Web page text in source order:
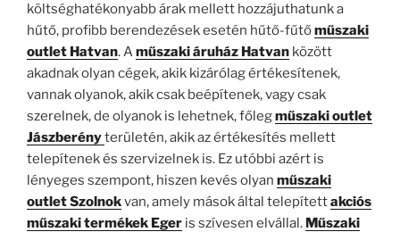
költséghatékonyabb árak mellett hozzájuthatunk a
hűtő, profibb berendezések esetén hűtő-fűtőműszaki
outlet Hatvan. Aműszaki áruház Hatvan között
akadnak olyan cégek, akik kizárólag értékesítenek,
vannak olyanok, akik csak beépítenek, vagy csak
szerelnek, de olyanok is lehetnek, főlegműszaki outlet
Jászberényterületén, akik az értékesítés mellett
telepítenek és szervizelnek is. Ez utóbbi azért is
lényeges szempont, hiszen kevés olyan műszaki
outlet Szolnokvan, amely mások által telepítettakciós
műszaki termékek Eger is szívesen elvállal. Műszaki